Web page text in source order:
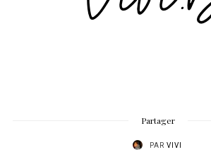
Partager
PAR VIVI